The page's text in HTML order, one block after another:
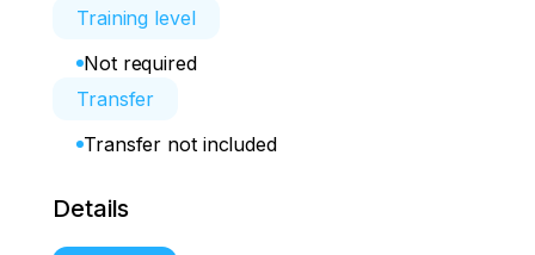
Training level
Not required
Transfer
Transfer not included
Details